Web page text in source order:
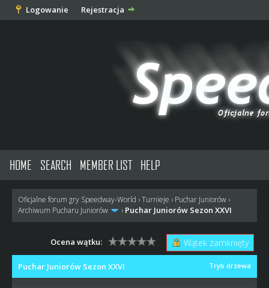
Logowanie Rejestracja
HOME SEARCH MEMBER LIST HELP
Oficjalne forum gry Speedway-World ›Turnieje › Puchar Juniorów›
Archiwum Pucharu Juniorów
› Puchar Juniorów Sezon XXVI
Wątek zamknięty
Ocena wątku:
Tryb drzewa
Puchar Juniorów Sezon XXVI